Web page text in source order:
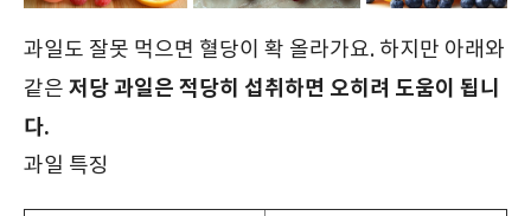
과일도 잘못 먹으면 혈당이 확 올라가요. 하지만 아래와
같은 저당 과일은 적당히 섭취하면 오히려 도움이 됩니
다.
과일 특징